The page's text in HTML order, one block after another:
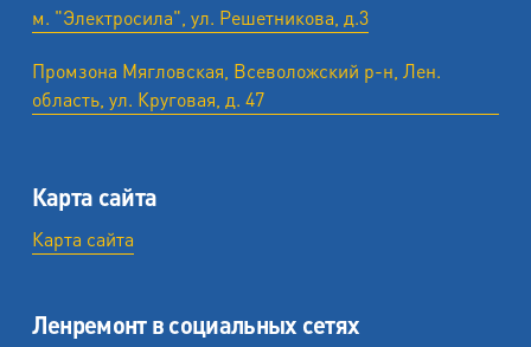
м. "Электросила", ул. Решетникова, д.3
Промзона Мягловская, Всеволожский р-н, Лен.
область, ул. ​Круговая, д. 47
Карта сайта
Карта сайта
Ленремонт в социальных сетях